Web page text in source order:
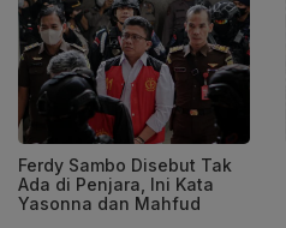
Ferdy Sambo Disebut Tak
Ada di Penjara, Ini Kata
Yasonna dan Mahfud